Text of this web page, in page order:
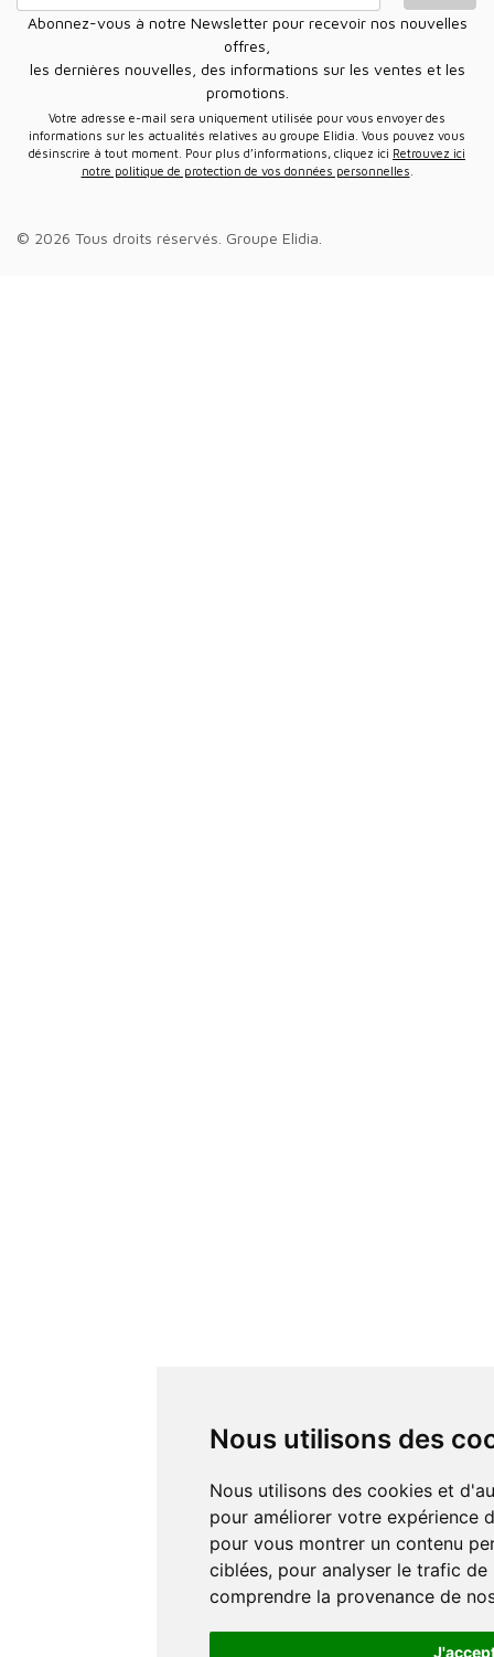
Nous utilisons des
Nous utilisons des cookies et d'autres technologies de suivi
pour améliorer votre expérience
pour vous montrer un contenu
ciblées, pour analyser le trafic
comprendre la provenance de
Abonnez-vous à notre Newsletter pour recevoir nos nouvelles
offres,
les dernières nouvelles, des informations sur les ventes et les
promotions.
Votre adresse e-mail sera uniquement utilisée pour vous envoyer des
informations sur les actualités relatives au groupe Elidia. Vous pouvez vous
désinscrire à tout moment. Pour plus d’informations, cliquez ici Retrouvez ici
notre politique de protection de vos données personnelles
© 2026 Tous droits réservés. Groupe Elidia